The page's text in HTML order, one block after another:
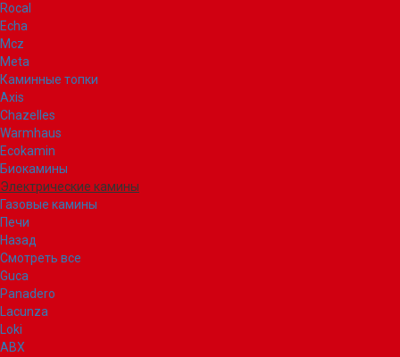
Rocal
Echa
Mcz
Meta
Каминные топки
Axis
Chazelles
Warmhaus
Ecokamin
Биокамины
Электрические камины
Газовые камины
Печи
Назад
Смотреть все
Guca
Panadero
Lacunza
Loki
ABX